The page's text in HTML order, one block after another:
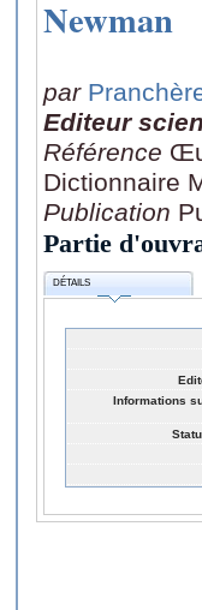
Newman
par
Editeur
Référence
Dictionnaire
Publication
Partie
DÉTAILS
Informations